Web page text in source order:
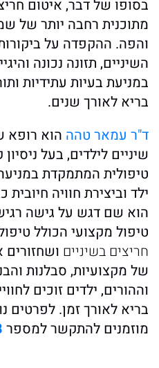
בסופו של דבר, איטום
מתוכנית רחבה יותר של
והפה. ההקפדה על
השיניים, תזונה נכונה
במניעת בעיות עתידיות
בריא לאורך שנים.
ד"ר עמאר טהה הוא רופא
שיניים לילדים, בעל
טיפולית המתמקדת
ילד וביצירת חוויה
הוא שם דגש על גישה
טיפול מקצועי הכולל
חריצים בשיניים
של מקצועיות, סבלנות
וההורים, ילדים זוכים
בריא לאורך זמן. לפרטים
מוזמנים להתקשר למספר